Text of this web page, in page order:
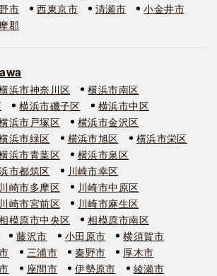
市 西東京市 清瀬市
小金井市
郡
浜市神奈川区
横浜市南区
横浜市磯子区
横浜市中区
浜市戸塚区
横浜市金沢区
浜市緑区 横浜市旭区
横浜市栄区
浜市青葉区
横浜市泉区
市都筑区
川崎市幸区
川崎市多摩区
川崎市中原区
川崎市宮前区
川崎市麻生区
模原市中央区
相模原市南区
藤沢市 小田原市
横須賀市
三浦市 秦野市
厚木市
座間市 伊勢原市
綾瀬市